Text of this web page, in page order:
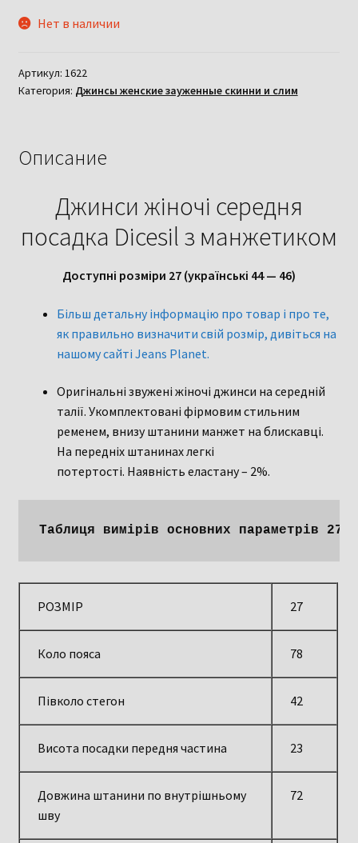
Нет в наличии
Артикул: 1622
Категория: Джинсы женские зауженные скинни и слим
Описание
Джинси жіночі середня
посадка Dicesil з манжетиком
Доступні розміри 27 (українські 44 — 46)
Більш детальну інформацію про товар і про те,
як правильно визначити свій розмір, дивіться на
нашому сайті Jeans Planet.
Оригінальні звужені жіночі джинси на середній
талії. Укомплектовані фірмовим стильним
ременем, внизу штанини манжет на блискавці.
На передніх штанинах легкі
потертості. Наявність еластану – 2%.
Таблиця вимірів основних параметрів
РОЗМІР 27
Коло пояса 78
Півколо стегон 42
Висота посадки передня частина 23
Довжина штанини по внутрішньому
шву
72